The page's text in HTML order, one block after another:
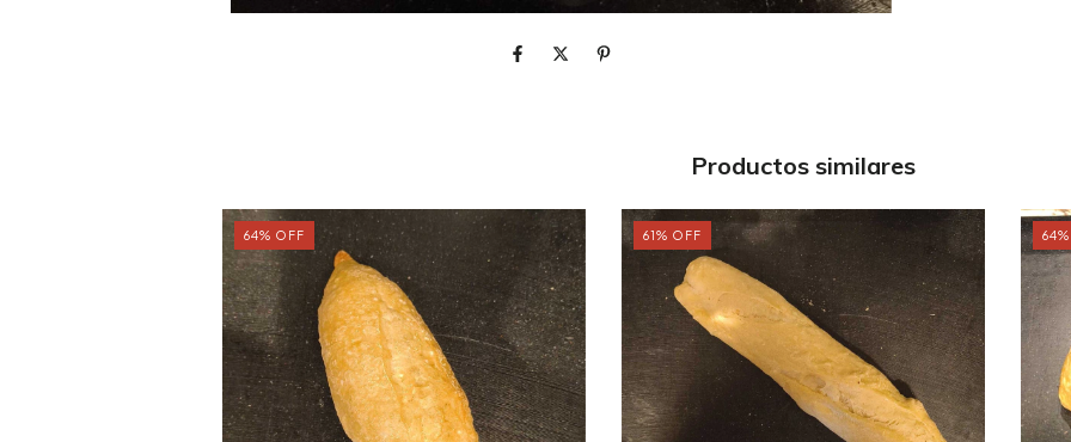
Productos similares
64% OFF 61% OFF 64%